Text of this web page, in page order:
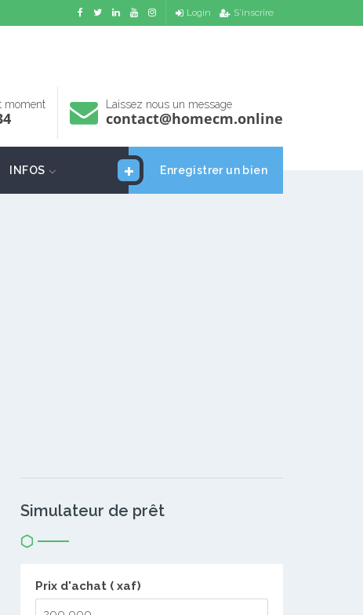
Login S'inscrire
moment Laissez nous un message
contact@homecm.online
Enregistrer un bien
INFOS
Simulateur de prêt
Prix d'achat ( xaf)